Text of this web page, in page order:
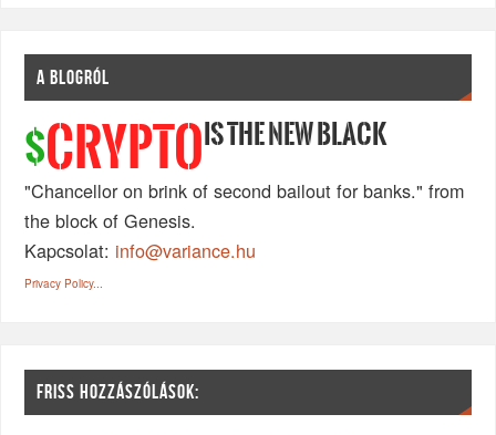
A BLOGRÓL
$CRYPTO IS THE NEW BLACK
"Chancellor on brink of second bailout for banks." from
the block of Genesis.
Kapcsolat: info@variance.hu
Privacy Policy...
FRISS HOZZÁSZÓLÁSOK: